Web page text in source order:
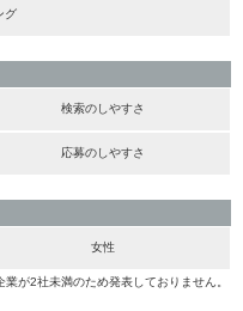
グ
検索のしやすさ
応募のしやすさ
女性
が2社未満のため発表しておりません。